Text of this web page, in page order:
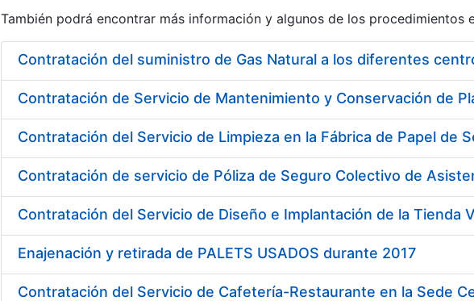
Mostrar/Ocultar
También podrá encontrar más información y algunos de los procedimientos
Contratación del suministro de Gas Natural a los diferentes
Contratación del Servicio de Limpieza en la Fábrica de Papel de
Contratación de servicio de Póliza de Seguro Colectivo de
Contratación del Servicio de Diseño e Implantación de la Tienda
Enajenación y retirada de PALETS USADOS durante 2017
Contratación del Servicio de Cafetería-Restaurante en la Sede